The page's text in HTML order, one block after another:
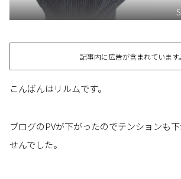
記事内に広告が含まれています。
こんばんはリルムです。
ブログのPVが下がったのでテンションも
せんでした。